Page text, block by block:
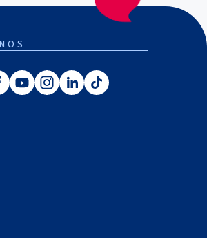
Facebook
YoutubeInstagram
LinkedinTiktok